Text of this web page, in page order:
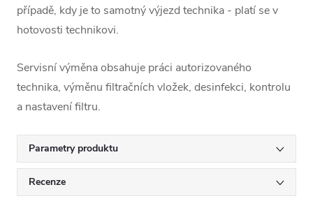
případě, kdy je to samotný výjezd technika - platí se v
hotovosti technikovi.
Servisní výměna obsahuje práci autorizovaného
technika, výměnu filtračních vložek, desinfekci, kontrolu
a nastavení filtru.
Parametry produktu
Recenze